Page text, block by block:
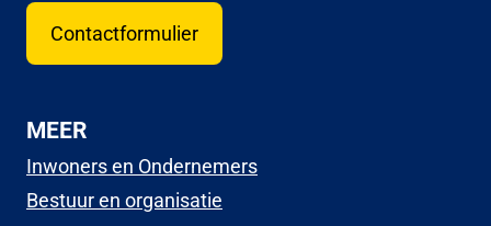
Contactformulier
MEER
Inwoners en Ondernemers
Bestuur en organisatie